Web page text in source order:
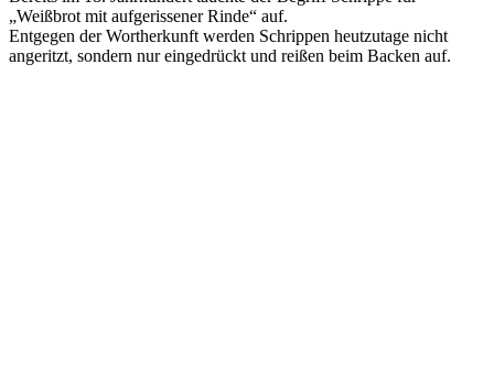
„Weißbrot mit aufgerissener Rinde“ auf.
Entgegen der Wortherkunft werden Schrippen heutzutage nicht
angeritzt, sondern nur eingedrückt und reißen beim Backen auf.